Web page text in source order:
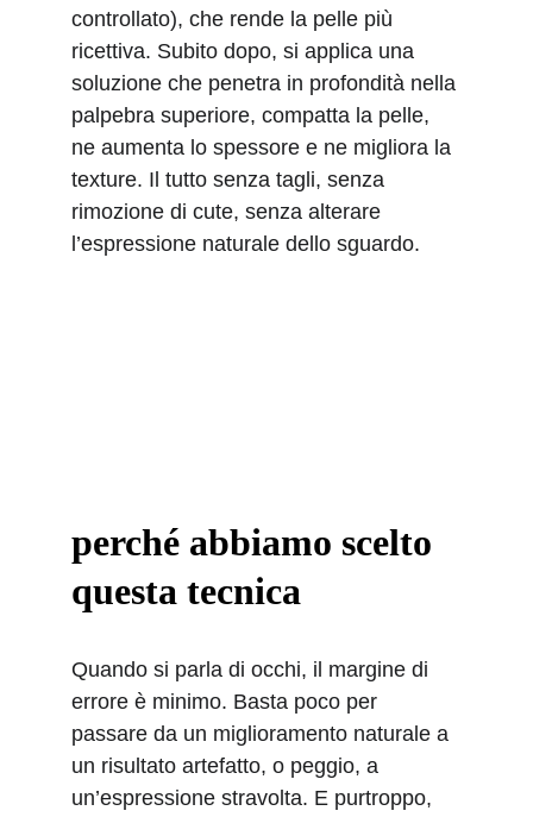
controllato), che rende la pelle più
ricettiva. Subito dopo, si applica una
soluzione che penetra in profondità nella
palpebra superiore, compatta la pelle,
ne aumenta lo spessore e ne migliora la
texture. Il tutto senza tagli, senza
rimozione di cute, senza alterare
l’espressione naturale dello sguardo.
perché abbiamo scelto
questa tecnica
Quando si parla di occhi, il margine di
errore è minimo. Basta poco per
passare da un miglioramento naturale a
un risultato artefatto, o peggio, a
un’espressione stravolta. E purtroppo,